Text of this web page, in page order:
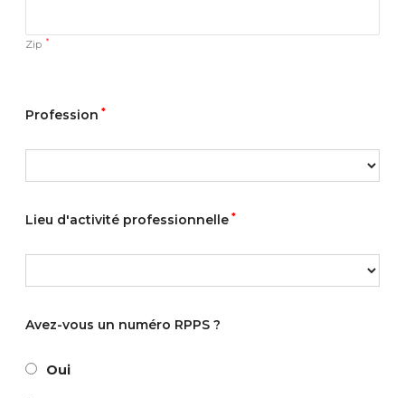
Zip *
Profession *
Lieu d'activité professionnelle *
Avez-vous un numéro RPPS ?
Oui